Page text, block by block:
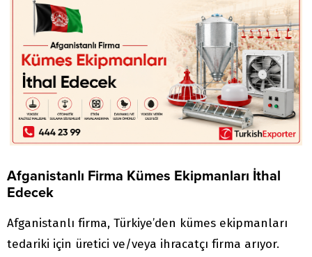
Afganistanlı Firma Kümes Ekipmanları İthal
Edecek
Afganistanlı firma, Türkiye’den kümes ekipmanları
tedariki için üretici ve/veya ihracatçı firma arıyor.